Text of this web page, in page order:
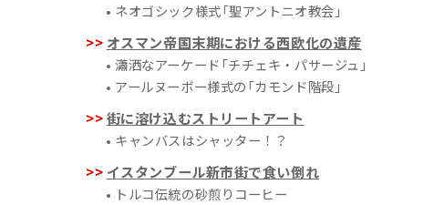
• ネオゴシック様式「聖アントニオ教会」
オスマン帝国末期における西欧化の遺産
• 瀟洒なアーケード「チチェキ・パサージュ」
• アールヌーボー様式の「カモンド階段」
街に溶け込むストリートアート
• キャンバスはシャッター！？
イスタンブール新市街で食い倒れ
• トルコ伝統の砂煎りコーヒー